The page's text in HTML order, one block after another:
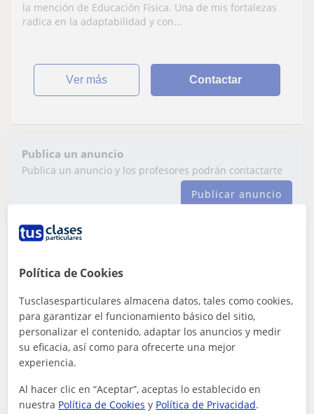
la mención de Educación Física. Una de mis fortalezas
radica en la adaptabilidad y con...
ver más Contactar
Publica un anuncio
Publica un anuncio y los profesores podrán contactarte
Publicar anuncio
20
Oviedo, Ribera De Arriba
ESO: Química básica
Clases particulares a domicilio
(Villaviciosa y alrededores) y online.
Política de Cookies
Tusclasesparticulares almacena datos, tales como cookies,
para garantizar el funcionamiento básico del sitio,
personalizar el contenido, adaptar los anuncios y medir
su eficacia, así como para ofrecerte una mejor
experiencia.
Al hacer clic en “Aceptar”, aceptas lo establecido en
nuestra Política de Cookies y Política de Privacidad.